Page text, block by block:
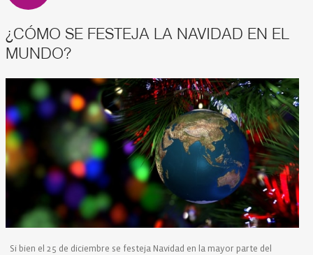
¿CÓMO SE FESTEJA LA NAVIDAD EN EL
MUNDO?
Si bien el 25 de diciembre se festeja Navidad en la mayor parte del